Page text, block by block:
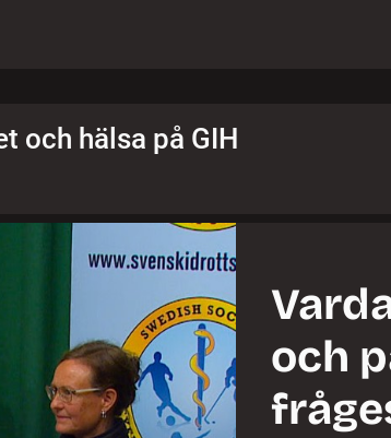
och hälsa på GIH
och